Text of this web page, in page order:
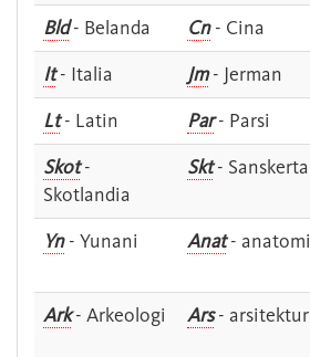
Bld- Belanda Cn- Cina
It- Italia Jm- Jerman
Lt- Latin Par- Parsi
Skot-
Skotlandia
Skt- Sanskerta
Yn- Yunani Anat- anatomi
Ark- Arkeologi Ars- arsitektur